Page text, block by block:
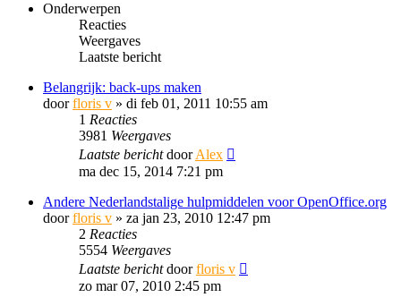
Onderwerpen
Reacties
Weergaves
Laatste bericht
Belangrijk: back-ups maken
doorfloris v » di feb 01, 2011 10:55 am
1 Reacties
3981 Weergaves
Laatste berichtdoorAlex
ma dec 15, 2014 7:21 pm
Andere Nederlandstalige hulpmiddelen voor OpenOffice.org
doorfloris v » za jan 23, 2010 12:47 pm
2 Reacties
5554 Weergaves
Laatste berichtdoorfloris v
zo mar 07, 2010 2:45 pm